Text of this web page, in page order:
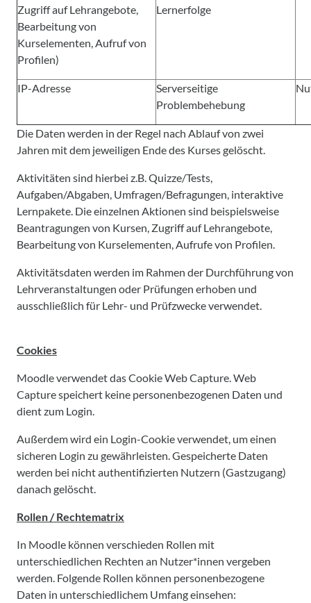
Zugriff auf Lehrangebote,
Bearbeitung von
Kurselementen, Aufruf von
Profilen)
Lernerfolge
IP-Adresse
Serverseitige
Problembehebung
Die Daten werden in der Regel nach Ablauf von zwei
Jahren mit dem jeweiligen Ende des Kurses gelöscht.
Aktivitäten sind hierbei z.B. Quizze/Tests,
Aufgaben/Abgaben, Umfragen/Befragungen, interaktive
Lernpakete. Die einzelnen Aktionen sind beispielsweise
Beantragungen von Kursen, Zugriff auf Lehrangebote,
Bearbeitung von Kurselementen, Aufrufe von Profilen.
Aktivitätsdaten werden im Rahmen der Durchführung von
Lehrveranstaltungen oder Prüfungen erhoben und
ausschließlich für Lehr- und Prüfzwecke verwendet.
Cookies
Moodle verwendet das Cookie Web Capture. Web
Capture speichert keine personenbezogenen Daten und
dient zum Login.
Außerdem wird ein Login-Cookie verwendet, um einen
sicheren Login zu gewährleisten. Gespeicherte Daten
werden bei nicht authentifizierten Nutzern (Gastzugang)
danach gelöscht.
Rollen / Rechtematrix
In Moodle können verschieden Rollen mit
unterschiedlichen Rechten an Nutzer*innen vergeben
werden. Folgende Rollen können personenbezogene
Daten in unterschiedlichem Umfang einsehen: